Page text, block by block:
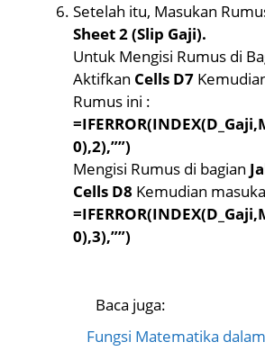
Setelah itu, Masukan
Sheet 2 (Slip Gaji).
Untuk Mengisi Rumus di
Aktifkan Cells D7
Rumus ini :
0),2),””)
Mengisi Rumus di bagian
Cells D8 Kemudian
0),3),””)
Baca juga:
Fungsi Matematika